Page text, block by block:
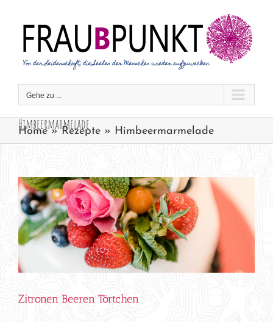
springen
Gehe zu ...
Himbeermarmelade
Home»Rezepte » Himbeermarmelade
Zitronen Beeren Törtchen